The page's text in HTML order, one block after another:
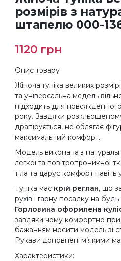
розмірів з
штапелю 000-
1120 грн
Опис товару
Жіноча туніка великих
та універсальна модель
підходить для
року. Завдяки
драпірується, не облягає
максимальний комфорт.
Модель виконана з
легкої та повітропроникної
тіла та дарує комфорт навіть
Туніка має крій реглан, що
рухів і гарну посадку на
Горловина оформлена
завдяки чому комфортно
бажанням носити модель зі
Рукави доповнені м’якими
Характеристики: